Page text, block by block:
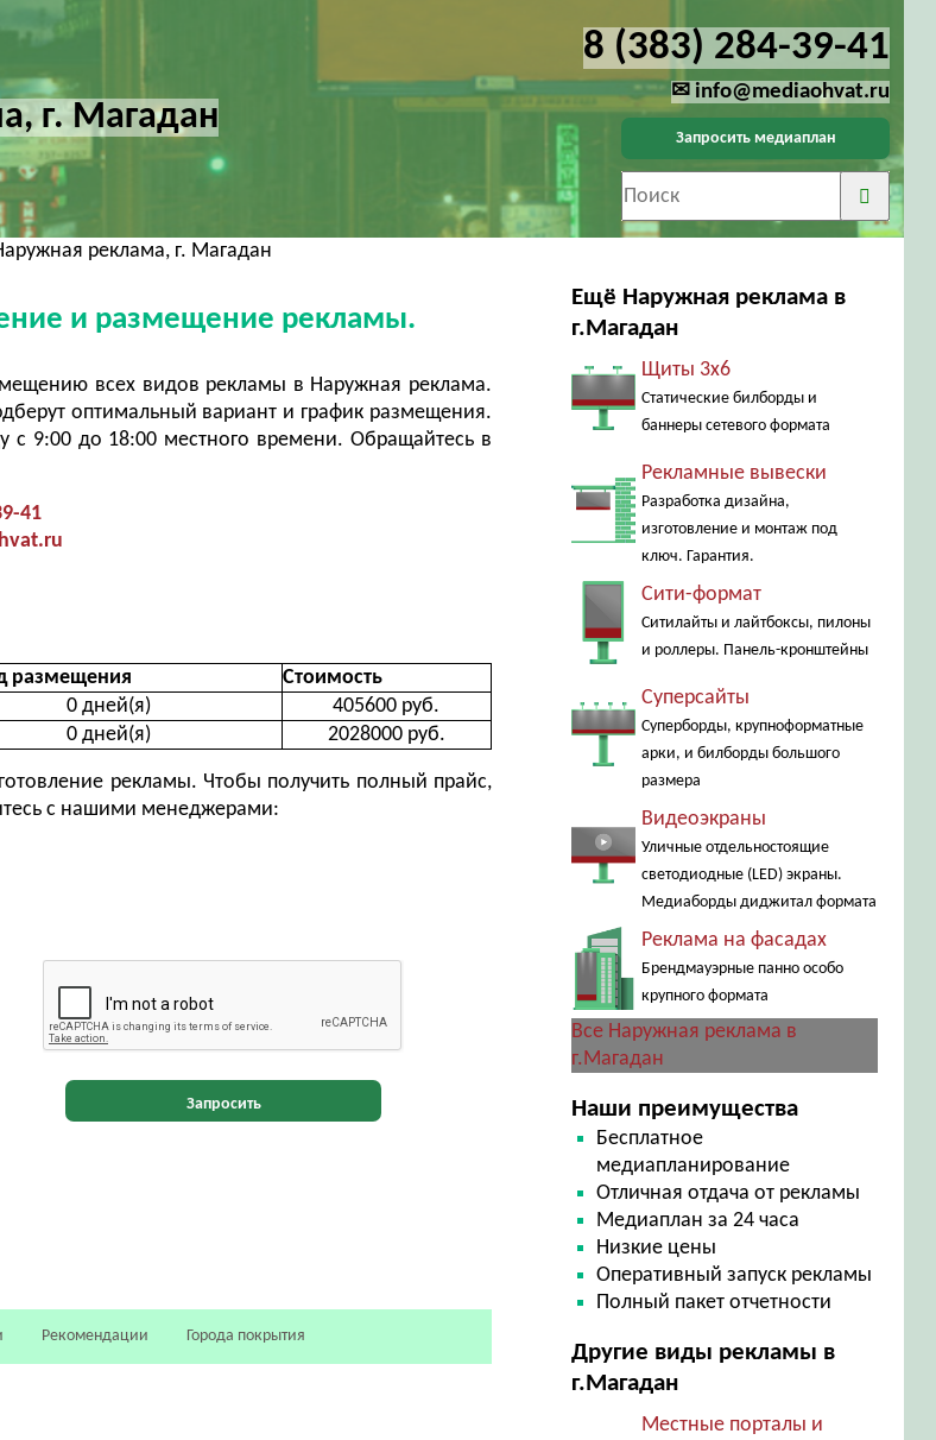
г. Магадан
8 (383) 284-39-41
✉ info@mediaohvat.ru
Запросить медиаплан
реклама, г. Магадан
и размещение рекламы.
всех видов рекламы в Наружная реклама.
оптимальный вариант и график размещения.
9:00 до 18:00 местного времени. Обращайтесь в
41
размещения
Стоимость
0 дней(я)
405600 руб.
0 дней(я) 2028000 руб.
рекламы. Чтобы получить полный прайс,
с нашими менеджерами:
Запросить
Рекомендации Города покрытия
Ещё Наружная реклама в
г.Магадан
Щиты 3х6
Статические билборды и
баннеры сетевого формата
Рекламные вывески
Разработка дизайна,
изготовление и монтаж под
ключ. Гарантия.
Сити-формат
Ситилайты и лайтбоксы, пилоны
и роллеры. Панель-кронштейны
Суперсайты
Суперборды, крупноформатные
арки, и билборды большого
размера
Видеоэкраны
Уличные отдельностоящие
светодиодные (LED) экраны.
Медиаборды диджитал формата
Реклама на фасадах
Брендмауэрные панно особо
крупного формата
Все Наружная реклама в
г.Магадан
Наши преимущества
Бесплатное
медиапланирование
Отличная отдача от рекламы
Медиаплан за 24 часа
Низкие цены
Оперативный запуск рекламы
Полный пакет отчетности
Другие виды рекламы в
г.Магадан
Местные порталы и